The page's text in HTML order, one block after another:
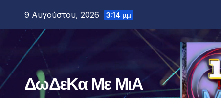
περιεχόμενο
9 Αυγούστου, 2026 3:14 μμ
ΔωΔεΚα Με ΜιΑ